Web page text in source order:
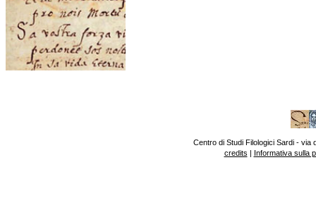
Centro di Studi Filologici Sardi - via
credits | Informativa sulla